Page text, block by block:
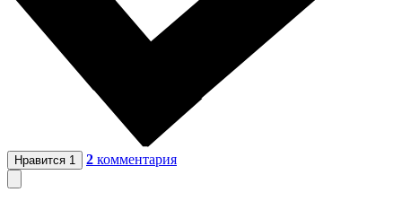
Нравится 1 2 комментария